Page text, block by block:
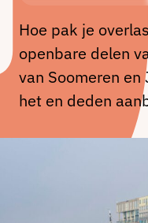
Hoe pak je
openbare delen
van Soomeren
het en deden